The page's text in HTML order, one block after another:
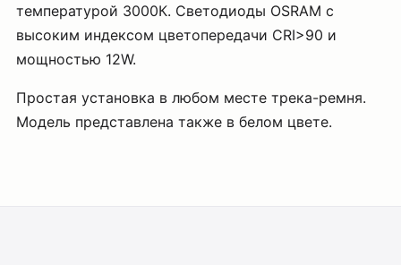
температурой 3000К. Светодиоды OSRAM с
высоким индексом цветопередачи CRI>90 и
мощностью 12W.
Простая установка в любом месте трека-ремня.
Модель представлена также в белом цвете.